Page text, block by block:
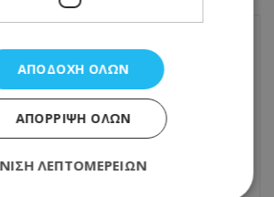
ΆΡΘΡΟ
την πρόταση των έξι
τη Γάζα στη Σύνοδο MED9 -
η κατάσταση στη Μέση
ΑΠΟΔΟΧΉ ΌΛΩΝ
ΑΠΌΡΡΙΨΗ ΌΛΩΝ
ΛΕΠΤΟΜΕΡΕΙΏΝ